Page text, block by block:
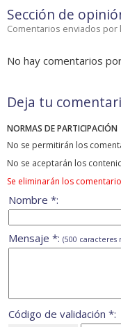
Sección de
Comentarios enviados por
No hay comentarios
Deja tu
NORMAS DE PARTICIPACIÓN
No se permitirán los
No se aceptarán los
Se eliminarán los
Nombre *:
Mensaje *: (500 caracteres
Código de validación *: